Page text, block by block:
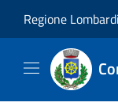
Regione